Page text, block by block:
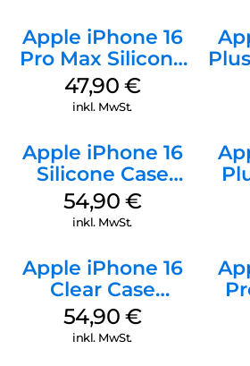
Apple iPhone 16
Pro Max Silicone
Case MagSafe
Black
47,90 €
inkl. MwSt.
Apple iPhone 16
Silicone Case
MagSafe Black
54,90 €
inkl. MwSt.
Apple iPhone 16
Clear Case
MagSafe
Transparent
54,90 €
inkl. MwSt.